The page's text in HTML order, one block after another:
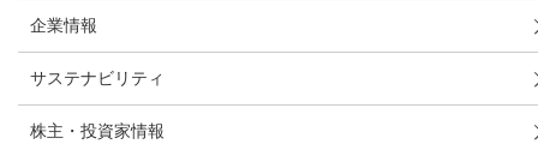
企業情報
サステナビリティ
株主・投資家情報